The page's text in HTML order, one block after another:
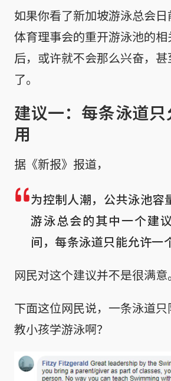
如果你看了新加坡游泳总会
体育理事会的重开游泳池的
后，或许就不会那么兴奋，
了。
建议一：每条泳道
用
据《新报》报道，
为控制人潮，公共泳池容
游泳总会的其中一个建
间，每条泳道只能允许一
网民对这个建议并不是很满意。
下面这位网民说，一条泳道
教小孩学游泳啊？